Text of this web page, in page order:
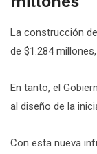
La construcción
de $1.284
En tanto, el
al diseño de la
Con esta nueva